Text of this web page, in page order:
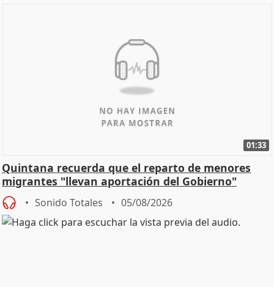
01:33
Quintana recuerda que el reparto de menores
migrantes "llevan aportación del Gobierno"
central
Sonido Totales 05/08/2026